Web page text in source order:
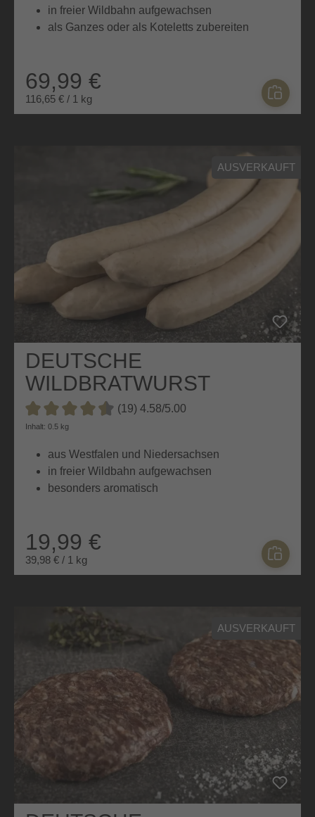
in freier Wildbahn aufgewachsen
als Ganzes oder als Koteletts zubereiten
69,99 €
116,65 € / 1 kg
AUSVERKAUFT
DEUTSCHE
WILDBRATWURST
Durchschnittliche Bewertung von 4.5 von 5 Sternen
(19) 4.58/5.00
Inhalt: 0.5 kg
aus Westfalen und Niedersachsen
in freier Wildbahn aufgewachsen
besonders aromatisch
19,99 €
39,98 € / 1 kg
AUSVERKAUFT